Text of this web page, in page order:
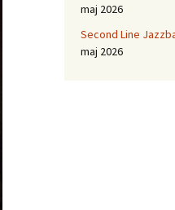
maj 2026
Second Line
maj 2026